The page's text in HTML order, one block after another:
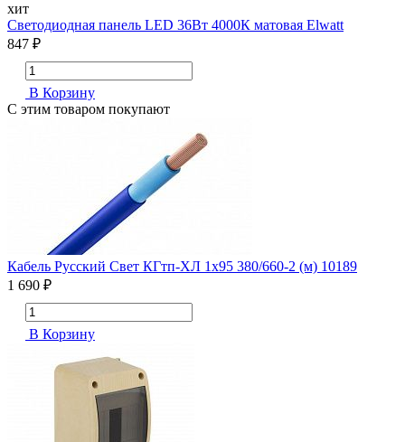
хит
Светодиодная панель LED 36Вт 4000К матовая Elwatt
847 ₽
В Корзину
С этим товаром покупают
Кабель Русский Свет КГтп-ХЛ 1х95 380/660-2 (м) 10189
1 690 ₽
В Корзину